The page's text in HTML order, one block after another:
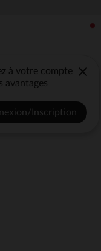
à votre compte
avantages
Inscription